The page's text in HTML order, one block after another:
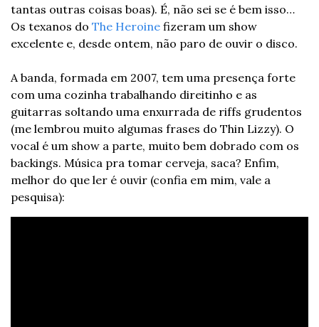
tantas outras coisas boas). É, não sei se é bem isso…
Os texanos do The Heroine fizeram um show
excelente e, desde ontem, não paro de ouvir o disco.
A banda, formada em 2007, tem uma presença forte
com uma cozinha trabalhando direitinho e as
guitarras soltando uma enxurrada de riffs grudentos
(me lembrou muito algumas frases do Thin Lizzy). O
vocal é um show a parte, muito bem dobrado com os
backings. Música pra tomar cerveja, saca? Enfim,
melhor do que ler é ouvir (confia em mim, vale a
pesquisa):